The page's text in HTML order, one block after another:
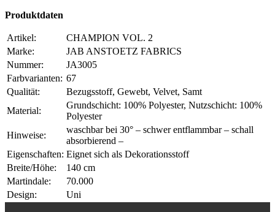
Produktdaten
Artikel:
CHAMPION VOL. 2
Marke:
JAB ANSTOETZ FABRICS
Nummer:
JA3005
Farbvarianten: 67
Qualität:
Bezugsstoff, Gewebt, Velvet, Samt
Material:
Grundschicht: 100% Polyester, Nutzschicht: 100%
Polyester
Hinweise:
waschbar bei 30° – schwer entflammbar – schall
absorbierend –
Eigenschaften: Eignet sich als Dekorationsstoff
Breite/Höhe:
140 cm
Martindale:
70.000
Design:
Uni